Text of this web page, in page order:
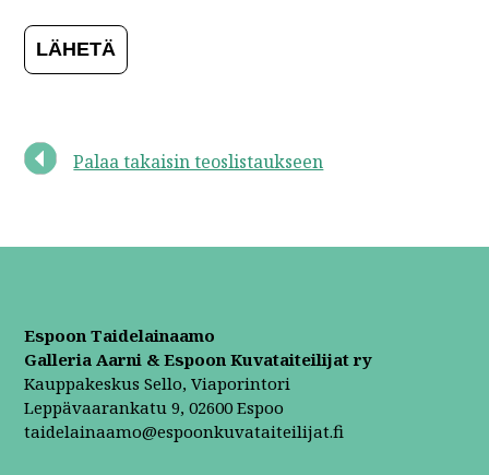
Palaa takaisin teoslistaukseen
Espoon Taidelainaamo
Galleria Aarni & Espoon Kuvataiteilijat ry
Kauppakeskus Sello, Viaporintori
Leppävaarankatu 9, 02600 Espoo
taidelainaamo@espoonkuvataiteilijat.fi